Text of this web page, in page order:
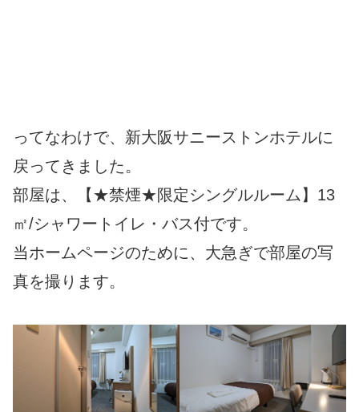
ってなわけで、新大阪サニーストンホテルに
戻ってきました。
部屋は、【★禁煙★限定シングルルーム】13
㎡/シャワートイレ・バス付です。
当ホームページのために、大急ぎで部屋の写
真を撮ります。